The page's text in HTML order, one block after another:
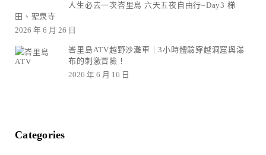
人生必去一次峇里島 六天五夜自由行–Day3 梯
田、聖泉寺
2026 年 6 月 26 日
峇里島ATV越野沙灘車｜3小時體驗穿越洞窟與瀑
布的刺激冒險！
2026 年 6 月 16 日
Categories